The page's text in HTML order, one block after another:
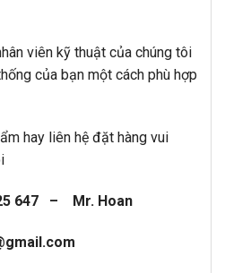
viên kỹ thuật của chúng tôi
của bạn một cách phù hợp
hay liên hệ đặt hàng vui
647 – Mr. Hoan